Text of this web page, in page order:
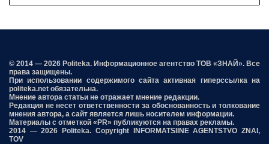
© 2014 — 2026 Politeka. Информационное агентство ТОВ «ЗНАЙ». Все
права защищены.
При использовании содержимого сайта активная гиперссылка на
politeka.net обязательна.
Мнение автора статьи не отражает мнение редакции.
Редакция не несет ответственности за обоснованность и толкование
мнения автора, а сайт является лишь носителем информации.
Материалы с отметкой «PR» публикуются на правах рекламы.
2014 — 2026 Politeka. Copyright INFORMATSIINE AGENTSTVO ZNAI,
TOV